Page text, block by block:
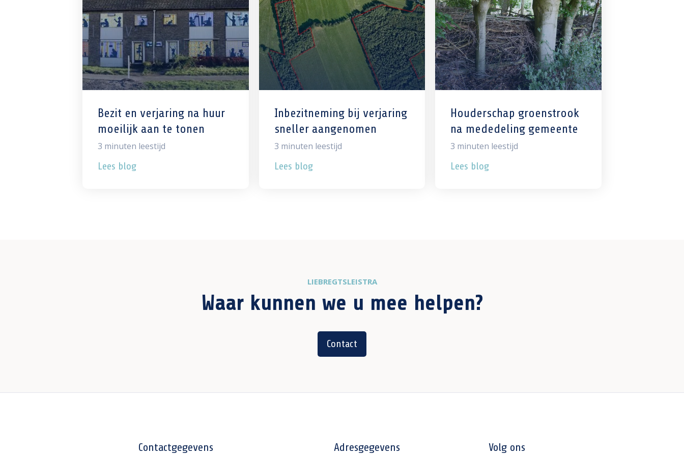
Bezit en verjaring na huur
moeilijk aan te tonen
3 minuten leestijd
Lees blog
Inbezitneming bij verjaring
sneller aangenomen
3 minuten leestijd
Lees blog
Houderschap groenstrook
na mededeling gemeente
3 minuten leestijd
Lees blog
LIEBREGTSLEISTRA
Waar kunnen we u mee helpen?
Contact
Contactgegevens Adresgegevens Volg ons